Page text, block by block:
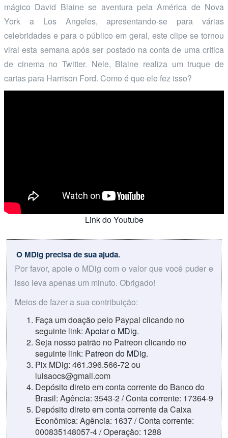
mágico David Blaine se aventura pela América de Nova
York a Los Angeles, apresentando-se para várias
celebridades e para o público em geral, este clipe se tornou
viral esta semana após ser postado na conta de uma crítica
de cinema no Twitter. Nele, Blaine realiza um truque de
cartas para Harrison Ford. Como é que ele fez isso?
Link do Youtube
O MDig precisa de sua ajuda.
Por favor, apoie o MDig com o valor que você puder e
isso leva apenas um minuto. Obrigado!
Meios de fazer a sua contribuição:
Faça um doação pelo Paypal clicando no
seguinte link: Apoiar o MDig.
Seja nosso patrão no Patreon clicando no
seguinte link: Patreon do MDig.
Pix MDig: 461.396.566-72 ou
luisaocs@gmail.com
Depósito direto em conta corrente do Banco do
Brasil: Agência: 3543-2 / Conta corrente: 17364-9
Depósito direto em conta corrente da Caixa
Econômica: Agência: 1637 / Conta corrente:
000835148057-4 / Operação: 1288